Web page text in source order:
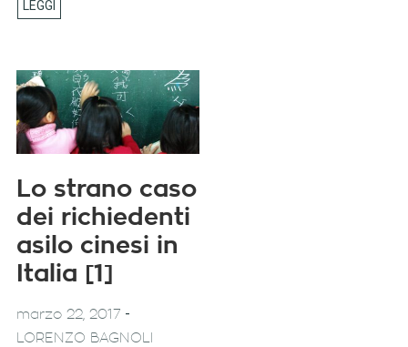
Lo strano caso
dei richiedenti
asilo cinesi in
Italia [1]
marzo 22, 2017 -
LORENZO BAGNOLI